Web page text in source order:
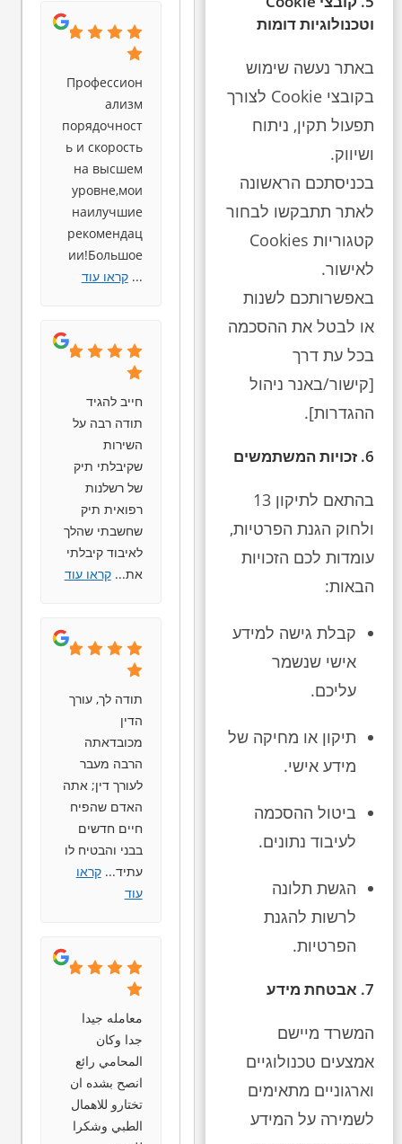
וטכנולוגיות דומות
באתר נעשה שימוש
בקובצי Cookie לצורך
תפעול תקין, ניתוח
ושיווק.
בכניסתכם הראשונה
לאתר תתבקשו לבחור
קטגוריות Cookies
לאישור.
באפשרותכם לשנות
או לבטל את ההסכמה
בכל עת דרך
[קישור/באנר ניהול
ההגדרות].
6. זכויות המשתמשים
בהתאם לתיקון 13
ולחוק הגנת הפרטיות,
עומדות לכם הזכויות
הבאות:
קבלת גישה למידע
אישי שנשמר
עליכם.
תיקון או מחיקה של
מידע אישי.
ביטול ההסכמה
לעיבוד נתונים.
הגשת תלונה
לרשות להגנת
הפרטיות.
7. אבטחת מידע
המשרד מיישם
אמצעים טכנולוגיים
וארגוניים מתאימים
לשמירה על המידע
Профессион
ализм
порядочност
ь и скорость
на высшем
уровне,мои
наилучшие
рекомендац
ии!Большое
...קראו עוד
חייב להגיד
תודה רבה על
השירות
שקיבלתי תיק
של רשלנות
רפואית תיק
שחשבתי שהלך
לאיבוד קיבלתי
את...קראו עוד
תודה לך, עורך
הדין
מכובדאתה
הרבה מעבר
לעורך דין; אתה
האדם שהפיח
חיים חדשים
בבני והבטיח לו
עתיד...קראו
עוד
معامله جيدا
جدا وكان
المحامي رائع
انصح بشده ان
تختارو للاهمال
الطبي وشكرا